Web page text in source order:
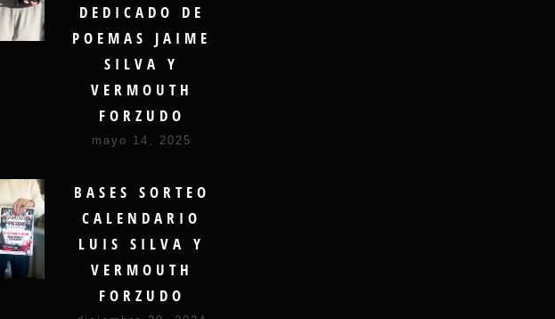
DEDICADO DE
POEMAS JAIME
SILVA Y
VERMOUTH
FORZUDO
mayo 14, 2025
BASES SORTEO
CALENDARIO
LUIS SILVA Y
VERMOUTH
FORZUDO